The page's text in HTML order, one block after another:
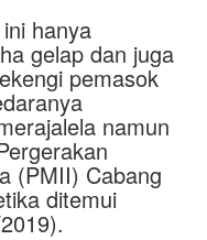
hanya
gelap dan juga
pemasok
namun
(PMII) Cabang
ditemui